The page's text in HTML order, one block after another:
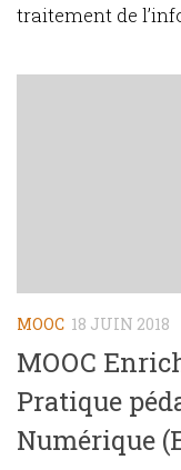
traitement de
MOOC 18 JUIN 2018
MOOC
Pratique
Numérique